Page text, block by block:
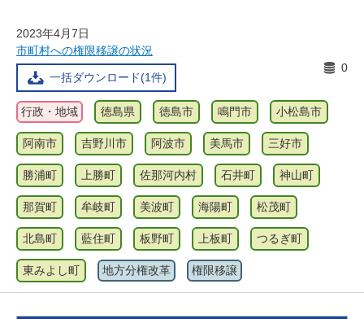
2023年4月7日
市町村への権限移譲の状況
一括ダウンロード(1件)
0
行政・地域 徳島県 徳島市 鳴門市 小松島市
阿南市 吉野川市 阿波市 美馬市 三好市
勝浦町 上勝町 佐那河内村 石井町 神山町
那賀町 牟岐町 美波町 海陽町 松茂町
北島町 藍住町 板野町 上板町 つるぎ町
東みよし町 地方分権改革 権限移譲